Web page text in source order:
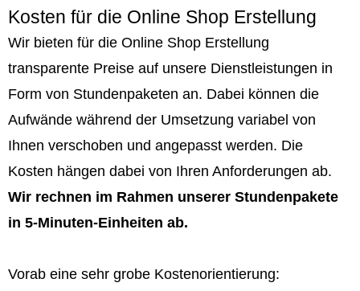
Kosten für die Online Shop Erstellung
Wir bieten für die Online Shop Erstellung
transparente Preise auf unsere Dienstleistungen in
Form von Stundenpaketen an. Dabei können die
Aufwände während der Umsetzung variabel von
Ihnen verschoben und angepasst werden. Die
Kosten hängen dabei von Ihren Anforderungen ab.
Wir rechnen im Rahmen unserer Stundenpakete
in 5-Minuten-Einheiten ab.
Vorab eine sehr grobe Kostenorientierung: